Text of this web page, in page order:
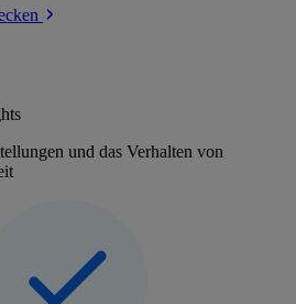
und das Verhalten von